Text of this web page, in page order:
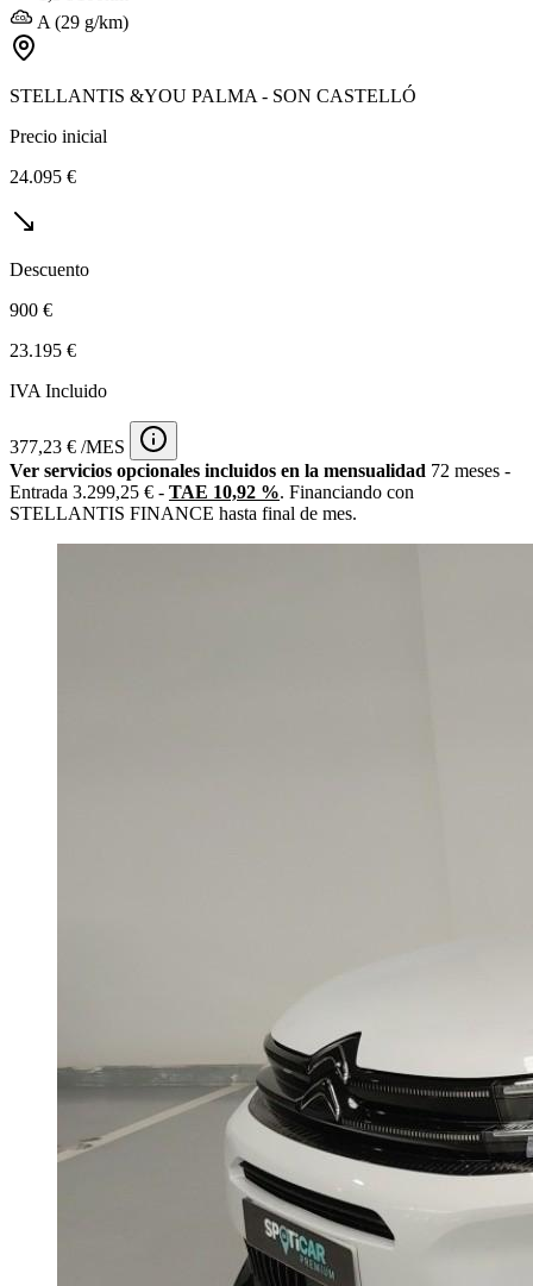
A (29 g/km)
STELLANTIS &YOU PALMA - SON CASTELLÓ
Precio inicial
24.095 €
Descuento
900 €
23.195 €
IVA Incluido
377,23 € /MES
Ver servicios opcionales incluidos en la mensualidad 72 meses -
Entrada 3.299,25 € - TAE 10,92 %. Financiando con
STELLANTIS FINANCE hasta final de mes.